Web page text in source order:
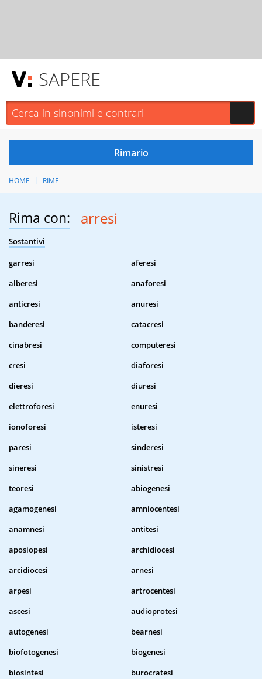
SAPERE
HOME RIME
Rima con: arresi
Sostantivi
garresi
aferesi
alberesi
anaforesi
anticresi
anuresi
banderesi
catacresi
cinabresi
computeresi
cresi
diaforesi
dieresi
diuresi
elettroforesi
enuresi
ionoforesi
isteresi
paresi
sinderesi
sineresi
sinistresi
teoresi
abiogenesi
agamogenesi
amniocentesi
anamnesi
antitesi
aposiopesi
archidiocesi
arcidiocesi
arnesi
arpesi
artrocentesi
ascesi
audioprotesi
autogenesi
bearnesi
biofotogenesi
biogenesi
biosintesi
burocratesi